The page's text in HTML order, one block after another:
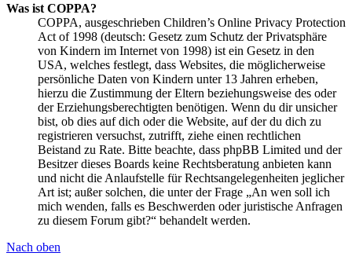
Was ist COPPA?
COPPA, ausgeschrieben Children’s Online Privacy Protection
Act of 1998 (deutsch: Gesetz zum Schutz der Privatsphäre
von Kindern im Internet von 1998) ist ein Gesetz in den
USA, welches festlegt, dass Websites, die möglicherweise
persönliche Daten von Kindern unter 13 Jahren erheben,
hierzu die Zustimmung der Eltern beziehungsweise des oder
der Erziehungsberechtigten benötigen. Wenn du dir unsicher
bist, ob dies auf dich oder die Website, auf der du dich zu
registrieren versuchst, zutrifft, ziehe einen rechtlichen
Beistand zu Rate. Bitte beachte, dass phpBB Limited und der
Besitzer dieses Boards keine Rechtsberatung anbieten kann
und nicht die Anlaufstelle für Rechtsangelegenheiten jeglicher
Art ist; außer solchen, die unter der Frage „An wen soll ich
mich wenden, falls es Beschwerden oder juristische Anfragen
zu diesem Forum gibt?“ behandelt werden.
Nach oben